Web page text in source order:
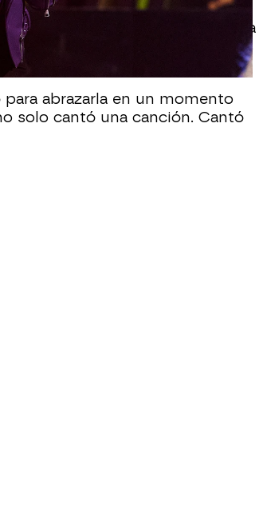
, Geraldine interpretó ‘Amor
una sensibilidad que conmovió a
asesora, no pudo contener las
abrazarla en un momento
solo cantó una canción. Cantó